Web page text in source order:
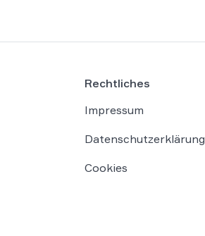
Rechtliches
Impressum
Datenschutzerklärung
Cookies